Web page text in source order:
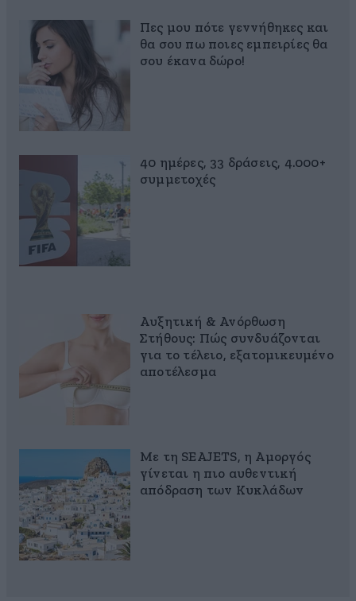
Πες μου πότε γεννήθηκες και
θα σου πω ποιες εμπειρίες θα
σου έκανα δώρο!
40 ημέρες, 33 δράσεις, 4.000+
συμμετοχές
Αυξητική & Ανόρθωση
Στήθους: Πώς συνδυάζονται
για το τέλειο, εξατομικευμένο
αποτέλεσμα
Με τη SEAJETS, η Αμοργός
γίνεται η πιο αυθεντική
απόδραση των Κυκλάδων